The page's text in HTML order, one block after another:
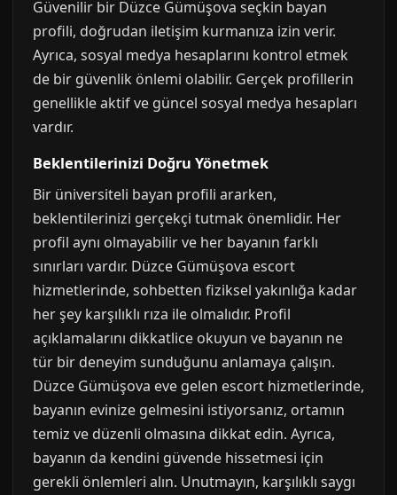
Güvenilir bir Düzce Gümüşova seçkin bayan
profili, doğrudan iletişim kurmanıza izin verir.
Ayrıca, sosyal medya hesaplarını kontrol etmek
de bir güvenlik önlemi olabilir. Gerçek profillerin
genellikle aktif ve güncel sosyal medya hesapları
vardır.
Beklentilerinizi Doğru Yönetmek
Bir üniversiteli bayan profili ararken,
beklentilerinizi gerçekçi tutmak önemlidir. Her
profil aynı olmayabilir ve her bayanın farklı
sınırları vardır. Düzce Gümüşova escort
hizmetlerinde, sohbetten fiziksel yakınlığa kadar
her şey karşılıklı rıza ile olmalıdır. Profil
açıklamalarını dikkatlice okuyun ve bayanın ne
tür bir deneyim sunduğunu anlamaya çalışın.
Düzce Gümüşova eve gelen escort hizmetlerinde,
bayanın evinize gelmesini istiyorsanız, ortamın
temiz ve düzenli olmasına dikkat edin. Ayrıca,
bayanın da kendini güvende hissetmesi için
gerekli önlemleri alın. Unutmayın, karşılıklı saygı